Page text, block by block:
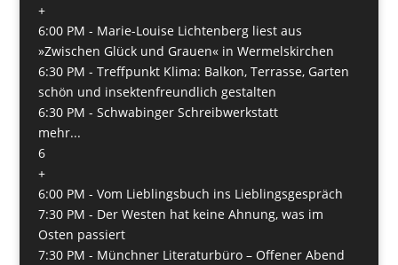
+
6:00 PM - Marie-Louise Lichtenberg liest aus
»Zwischen Glück und Grauen« in Wermelskirchen
6:30 PM - Treffpunkt Klima: Balkon, Terrasse, Garten
schön und insektenfreundlich gestalten
6:30 PM - Schwabinger Schreibwerkstatt
mehr...
6
+
6:00 PM - Vom Lieblingsbuch ins Lieblingsgespräch
7:30 PM - Der Westen hat keine Ahnung, was im
Osten passiert
7:30 PM - Münchner Literaturbüro – Offener Abend